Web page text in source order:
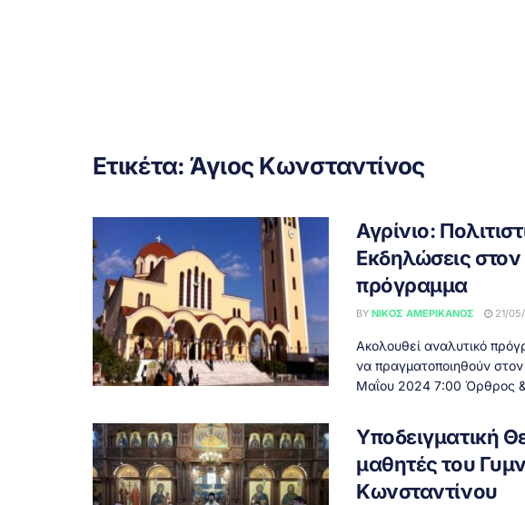
Ετικέτα:Άγιος Κωνσταντίνος
Αγρίνιο:
Εκδηλώσεις
πρόγραμμα
BY ΝΊΚΟΣ ΑΜΕΡΙΚΆΝΟΣ 21/
Ακολουθεί αναλυτικό
να πραγματοποιηθούν στον
Μαΐου 2024 7:00 Όρθρος
Υποδειγματική
μαθητές του
Κωνσταντίνου